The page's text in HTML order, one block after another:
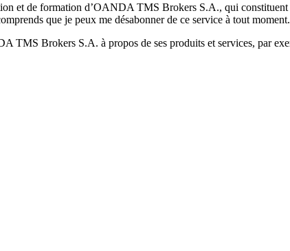
et de formation d’OANDA TMS Brokers S.A., qui constituent
que je peux me désabonner de ce service à tout moment.
TMS Brokers S.A. à propos de ses produits et services, par